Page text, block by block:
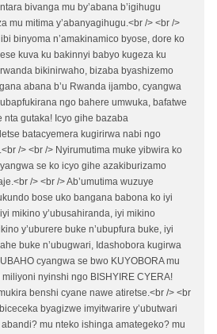
bivanga mu by’abana b’igihugu
mu mitima y’abanyagihugu.<br /> <br />
binyoma n’amakinamico byose, dore ko
kuva ku bakinnyi babyo kugeza ku
bikinirwaho, bizaba byashizemo
abana b’u Rwanda ijambo, cyangwa
ngo bahere umwuka, bafatwe
nta gutaka! Icyo gihe bazaba
batacyemera kugirirwa nabi ngo
/> <br /> Nyirumutima muke yibwira ko
se ko icyo gihe azakiburizamo
/> <br /> Ab’umutima wuzuye
bose uko bangana babona ko iyi
mikino y’ubusahiranda, iyi mikino
y’uburere buke n’ubupfura buke, iyi
buke n’ubugwari, Idashobora kugirwa
cyangwa se bwo KUYOBORA mu
miliyoni nyinshi ngo BISHYIRE CYERA!
benshi cyane nawe atiretse.<br /> <br
byagizwe imyitwarire y’ubutwari
mu nteko ishinga amategeko? mu